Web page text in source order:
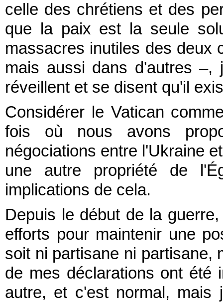
celle des chrétiens et des
que la paix est la seule
massacres inutiles des deux
mais aussi dans d'autres
réveillent et se disent qu'il
Considérer le Vatican
fois où nous avons
négociations entre l'Ukraine
une autre propriété de
implications de cela.
Depuis le début de la
efforts pour maintenir une
soit ni partisane ni partisane,
de mes déclarations ont été
autre, et c'est normal, mais